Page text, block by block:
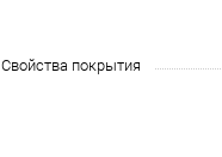
Свойства покрытия